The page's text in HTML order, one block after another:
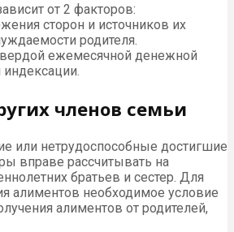
от 2 факторов:
сторон и источников их
родителя.
ежемесячной денежной
членов семьи
или нетрудоспособные достигшие
вправе рассчитывать на
братьев и сестер. Для
алиментов необходимое условие
алиментов от родителей,